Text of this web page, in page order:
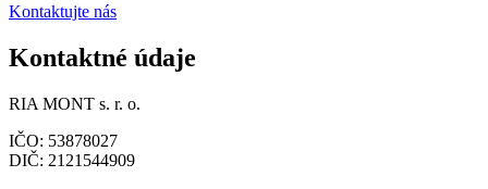
Kontaktujte nás
Kontaktné údaje
RIA MONT s. r. o.
IČO: 53878027
DIČ: 2121544909